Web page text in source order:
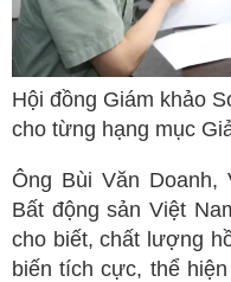
Hội đồng Giám khảo
cho từng hạng mục
Ông Bùi Văn Doanh,
Bất động sản Việt
cho biết, chất lượng
biến tích cực, thể